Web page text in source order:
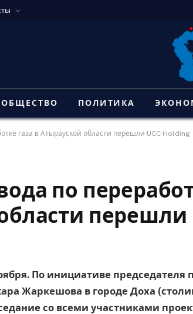
ОБЩЕСТВО ПОЛИТИКА
газа в Атырауской области перешли UCC Holding
по
перешли
По инициативе председателя
Жаркешова в городе Доха
со всеми участниками